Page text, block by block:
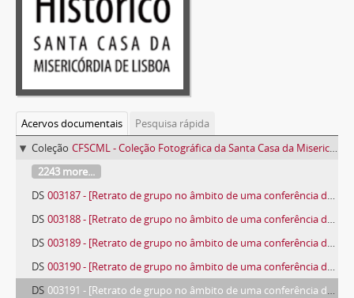
Acervos documentais
Pesquisa rápida
Coleção CFSCML - Coleção Fotográfica da Santa Casa da Misericórdia de Lisboa
2243 more...
DS 003187 - [Retrato de grupo no âmbito de uma conferência de imprensa]
DS 003188 - [Retrato de grupo no âmbito de uma conferência de imprensa]
DS 003189 - [Retrato de grupo no âmbito de uma conferência de imprensa]
DS 003190 - [Retrato de grupo no âmbito de uma conferência de imprensa]
DS 003191 - [Retrato de grupo no âmbito de uma conferência de imprensa]